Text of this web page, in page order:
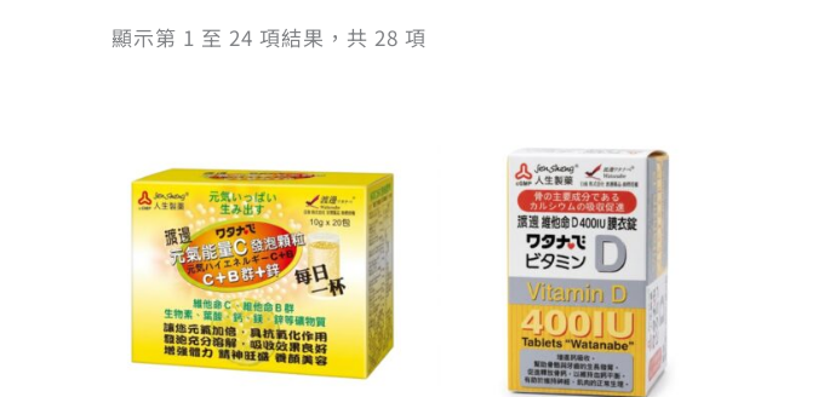
顯示第 1 至 24 項結果，共 28 項
價
格：
NT$ 420。
價
格：
NT$ 336。
始
價
格：
NT$ 300。